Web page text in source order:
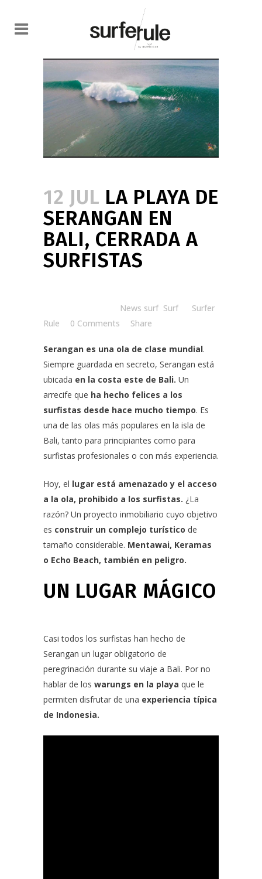
12 JUL LA PLAYA DE
SERANGAN EN
BALI, CERRADA A
SURFISTAS
News surf Surf
Surfer
Rule
0 Comments Share
Serangan es una ola de clase mundial.
Siempre guardada en secreto, Serangan está
ubicada en la costa este de Bali. Un
arrecife que ha hecho felices a los
surfistas desde hace mucho tiempo. Es
una de las olas más populares en la isla de
Bali, tanto para principiantes como para
surfistas profesionales o con más experiencia.
Hoy, el lugar está amenazado y el acceso
a la ola, prohibido a los surfistas. ¿La
razón? Un proyecto inmobiliario cuyo objetivo
es construir un complejo turístico de
tamaño considerable. Mentawai, Keramas
o Echo Beach, también en peligro.
UN LUGAR MÁGICO
Casi todos los surfistas han hecho de
Serangan un lugar obligatorio de
peregrinación durante su viaje a Bali. Por no
hablar de los warungs en la playa que le
permiten disfrutar de una experiencia típica
de Indonesia.